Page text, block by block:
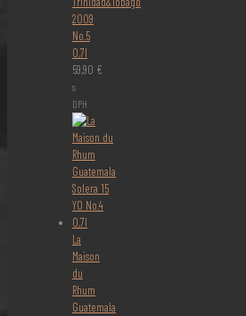
2009
No.5
0,7l
59,90 €
s
DPH
La
Maison
du
Rhum
Guatemala